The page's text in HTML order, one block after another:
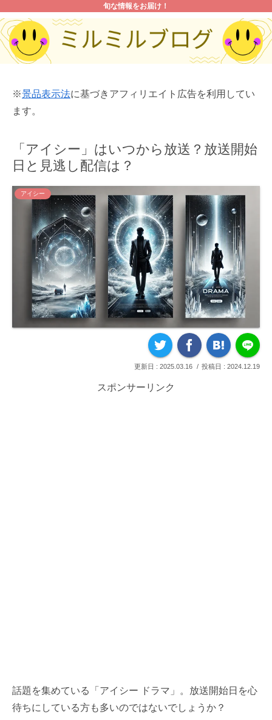
旬な情報をお届け！
※景品表示法に基づきアフィリエイト広告を利用してい
ます。
「アイシー」はいつから放送？放送開始
日と見逃し配信は？
アイシー
2025.03.16 2024.12.19
スポンサーリンク
話題を集めている「アイシー ドラマ」。放送開始日を心
待ちにしている方も多いのではないでしょうか？